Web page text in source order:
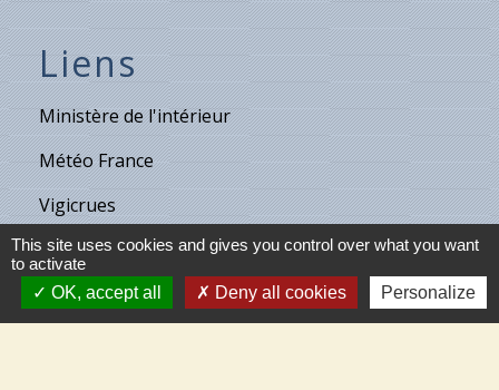
Liens
Ministère de l'intérieur
Météo France
Vigicrues
Son & Lumières de Cléry
Maison de retraite de Villecante
This site uses cookies and gives you control over what you want
to activate
OK, accept all
Deny all cookies Personalize